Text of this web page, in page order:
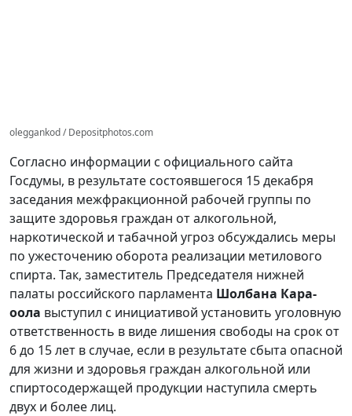
oleggankod / Depositphotos.com
Согласно информации с официального сайта
Госдумы, в результате состоявшегося 15 декабря
заседания межфракционной рабочей группы по
защите здоровья граждан от алкогольной,
наркотической и табачной угроз обсуждались меры
по ужесточению оборота реализации метилового
спирта. Так, заместитель Председателя нижней
палаты российского парламента Шолбана Кара-
оола выступил с инициативой установить уголовную
ответственность в виде лишения свободы на срок от
6 до 15 лет в случае, если в результате сбыта опасной
для жизни и здоровья граждан алкогольной или
спиртосодержащей продукции наступила смерть
двух и более лиц.